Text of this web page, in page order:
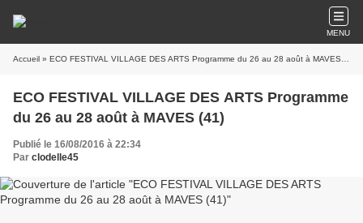
MENU
Accueil » ECO FESTIVAL VILLAGE DES ARTS Programme du 26 au 28 août à MAVES (41)
ECO FESTIVAL VILLAGE DES ARTS Programme
du 26 au 28 août à MAVES (41)
Publié le 16/08/2016 à 22:34
Par clodelle45